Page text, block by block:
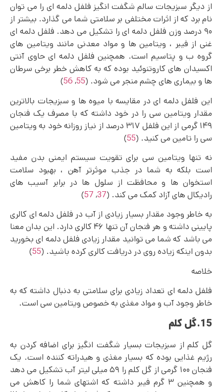
از دیگر سبزیجات سالم شگفت انگیز فلفل دلمه ای را می توان
نام برد که از اثرات مختلفی بر سلامتی شما می گذارد. بیشتر از
۹۰ درصد وزن فلفل دلمه ای را تشکیل می دهد. فلفل دلمه ای
غنی از فیبر ، ویتامین‌ ها و مواد معدنی مانند ویتامین‌ های
گروه ب و پتاسیم است. همچنین فلفل دلمه ای حاوی آنتی
اکسیدان های کاروتنوئید بوده که به کاهش خطر برخی سرطان‌
ها و بیماری‌ های چشم منجر می‌ شود. (55
,
56
)
این فلفل دلمه ای در مقایسه با میوه ها و سبزیجات بالاترین
مقدار ویتامین سی را در خود داشته که با مصرف یک فنجان
۱۴۹ گرمی از این فلفل ۳۱۷ درصد از نیاز روزانه خود به ویتامین
سی را تامین می کنید. (55
)
نه ‌تنها ویتامین سی برای تقویت سیستم ایمنی بدن مفید
است بلکه به شما در جذب موثرتر آهن ، بهبود سلامت
استخوان‌ ها و محافظت از سلول ها در برابر آسیب های
رادیکال های آزاد کمک می کند. (37
,
57
)
به خاطر وجود مقدار بسیار زیادی از آب در فلفل دلمه ای کالری
پایینی داشته و هر فنجان آن تنها ۴۶ کالری دارد. این بدان معنا
می باشد که شما می توانید مقدار زیادی فلفل دلمه ای بخورید
بدون اینکه زیاده روی در دریافت کالری کرده باشید. (55
)
خلاصه
فلفل دلمه ای تعداد زیادی برای سلامتی به دنبال داشته که به
خاطر وجود آب و مواد مغذی به خصوص ویتامین سی است.
15.گل کلم
گل کلم از سبزیجات بسیار شگفت انگیز برای اضافه کردن به
رژیم غذایی بوده که بسیار مغذی و هیدراته کننده است. یک
فنجان ۱۰۰ گرمی از گل کلم را ۵۹ میلی لیتر آب تشکیل می دهد
و همچنین ۳ گرم فیبر داشته که اشتهای شما را کاهش می